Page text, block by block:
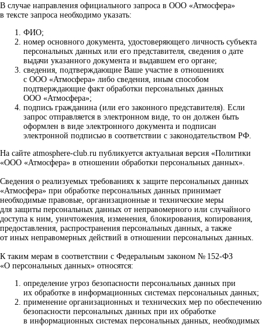
В случае направления официального запроса в ООО «Атмосфера»
в тексте запроса необходимо указать:
ФИО;
номер основного документа, удостоверяющего личность субъекта
персональных данных или его представителя, сведения о дате
выдачи указанного документа и выдавшем его органе;
сведения, подтверждающие Ваше участие в отношениях
с ООО «Атмосфера» либо сведения, иным способом
подтверждающие факт обработки персональных данных
ООО «Атмосфера»;
подпись гражданина (или его законного представителя). Если
запрос отправляется в электронном виде, то он должен быть
оформлен в виде электронного документа и подписан
электронной подписью в соответствии с законодательством РФ.
На сайте atmosphere-club.ru публикуется актуальная версия «Политики
«ООО «Атмосфера» в отношении обработки персональных данных».
Сведения о реализуемых требованиях к защите персональных данных
«Атмосфера» при обработке персональных данных принимает
необходимые правовые, организационные и технические меры
для защиты персональных данных от неправомерного или случайного
доступа к ним, уничтожения, изменения, блокирования, копирования,
предоставления, распространения персональных данных, а также
от иных неправомерных действий в отношении персональных данных.
К таким мерам в соответствии с Федеральным законом № 152-ФЗ
«О персональных данных» относятся:
определение угроз безопасности персональных данных при
их обработке в информационных системах персональных данных;
применение организационных и технических мер по обеспечению
безопасности персональных данных при их обработке
в информационных системах персональных данных, необходимых